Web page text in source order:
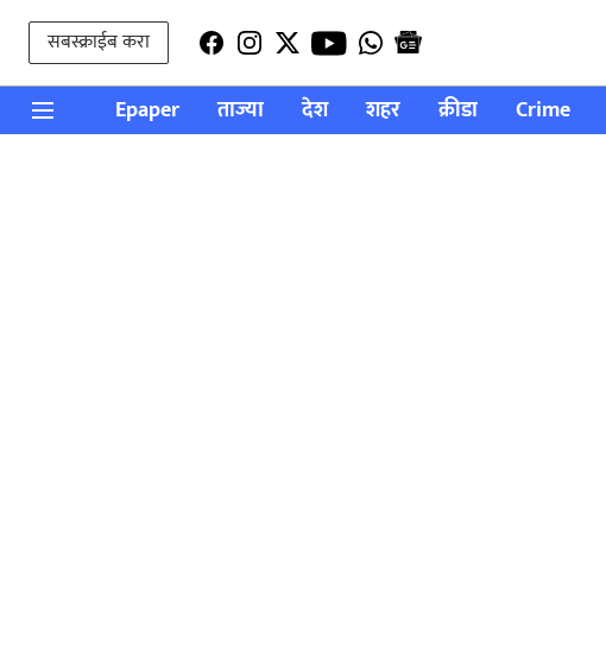
सबस्क्राईब करा
Epaper ताज्या देश शहर क्रीडा Crime